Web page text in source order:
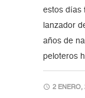
estos días
lanzador
años de
peloteros
2 ENERO,